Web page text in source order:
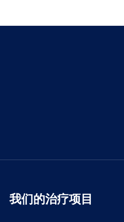
我们的治疗项目